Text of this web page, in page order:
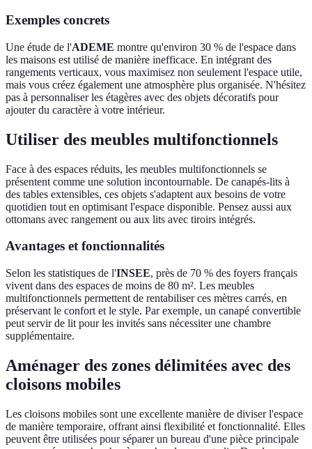
Exemples concrets
Une étude de l'ADEME montre qu'environ 30 % de l'espace dans
les maisons est utilisé de manière inefficace. En intégrant des
rangements verticaux, vous maximisez non seulement l'espace utile,
mais vous créez également une atmosphère plus organisée. N'hésitez
pas à personnaliser les étagères avec des objets décoratifs pour
ajouter du caractère à votre intérieur.
Utiliser des meubles multifonctionnels
Face à des espaces réduits, les meubles multifonctionnels se
présentent comme une solution incontournable. De canapés-lits à
des tables extensibles, ces objets s'adaptent aux besoins de votre
quotidien tout en optimisant l'espace disponible. Pensez aussi aux
ottomans avec rangement ou aux lits avec tiroirs intégrés.
Avantages et fonctionnalités
Selon les statistiques de l'INSEE, près de 70 % des foyers français
vivent dans des espaces de moins de 80 m². Les meubles
multifonctionnels permettent de rentabiliser ces mètres carrés, en
préservant le confort et le style. Par exemple, un canapé convertible
peut servir de lit pour les invités sans nécessiter une chambre
supplémentaire.
Aménager des zones délimitées avec des
cloisons mobiles
Les cloisons mobiles sont une excellente manière de diviser l'espace
de manière temporaire, offrant ainsi flexibilité et fonctionnalité. Elles
peuvent être utilisées pour séparer un bureau d'une pièce principale